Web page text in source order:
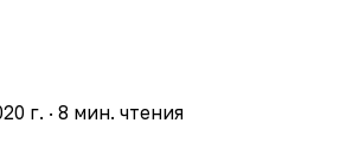
г. · 8 мин. чтения